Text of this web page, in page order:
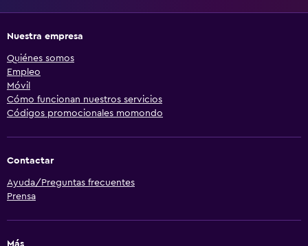
Nuestra empresa
Quiénes somos
Empleo
Móvil
Cómo funcionan nuestros servicios
Códigos promocionales momondo
Contactar
Ayuda/Preguntas frecuentes
Prensa
Más